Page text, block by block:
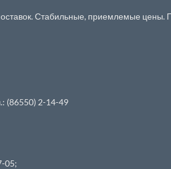
Стабильные, приемлемые цены.
(86550) 2-14-49
05;